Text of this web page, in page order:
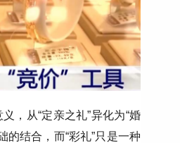
，从“定亲之礼”异化为“婚
的结合，而“彩礼”只是一种